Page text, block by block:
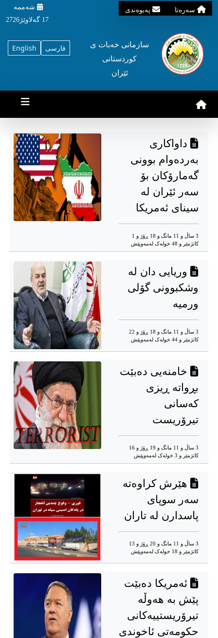
سه‌ره‌تا په‌یوه‌ندی
شه‌ممه‌
17 گه‌لاوێژ2726
English فارسی
سازمانی خه‌بات ی
کوردستانی
ئێران
داواکاری
بەردەوام بوونی
گەمارۆکان بۆ
سەر ئێران لە
سینای ئەمریکا
3 ساڵ و 11 مانگ و 18 ڕۆژ و 1
کاتژمێر و 48 خوله‌ک له‌مه‌وپێش‌
وریایی دان له‌
وشکبوونی گۆلی
ورمیه‌
3 ساڵ و 11 مانگ و 18 ڕۆژ و 22
کاتژمێر و 44 خوله‌ک له‌مه‌وپێش‌
خامنەیی دەبێت
بڕواتە ڕیزی
کەسانی
تیرۆریست
3 ساڵ و 11 مانگ و 19 ڕۆژ و 16
کاتژمێر و 3 خوله‌ک له‌مه‌وپێش‌
هێرش کراوەتە
سەر سوپای
پاسدارن لە تاران
3 ساڵ و 11 مانگ و 20 ڕۆژ و 13
کاتژمێر و 18 خوله‌ک له‌مه‌وپێش‌
ئەمریکا دەبێت
پێش بە هەوڵە
تیرۆریستییەکانی
حکومەتی ئاخوندی